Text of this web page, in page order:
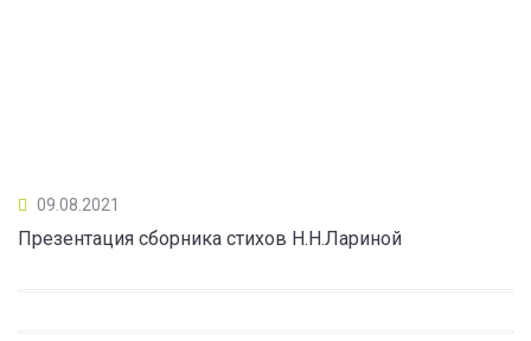
09.08.2021
Презентация сборника стихов Н.Н.Лариной